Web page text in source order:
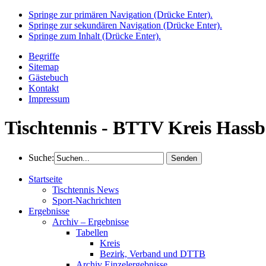
Springe zur primären Navigation (Drücke Enter).
Springe zur sekundären Navigation (Drücke Enter).
Springe zum Inhalt (Drücke Enter).
Begriffe
Sitemap
Gästebuch
Kontakt
Impressum
Tischtennis - BTTV Kreis
Suche:
Startseite
Tischtennis News
Sport-Nachrichten
Ergebnisse
Archiv – Ergebnisse
Tabellen
Kreis
Bezirk, Verband und DTTB